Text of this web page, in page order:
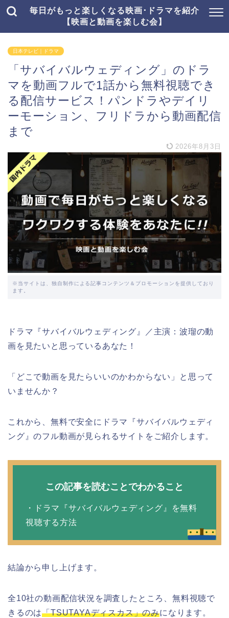
毎日がもっと楽しくなる映画･ドラマを紹介
【映画と動画を楽しむ会】
日本テレビ｜ドラマ
「サバイバルウェディング」のドラ
マを動画フルで1話から無料視聴でき
る配信サービス！パンドラやデイリ
ーモーション、フリドラから動画配信
まで
2026年8月3日
※当サイトは、独自制作による記事コンテンツ＆プロモーションを提供しており
ます。
ドラマ『サバイバルウェディング』／主演：波瑠の動
画を見たいと思っているあなた！
「どこで動画を見たらいいのかわからない」と思って
いませんか？
これから、無料で安全にドラマ『サバイバルウェディ
ング』のフル動画が見られるサイトをご紹介します。
この記事を読むことでわかること
・ドラマ『サバイバルウェディング』を無料
視聴する方法
結論から申し上げます。
全10社の動画配信状況を調査したところ、無料視聴で
きるのは「TSUTAYAディスカス」のみになります。